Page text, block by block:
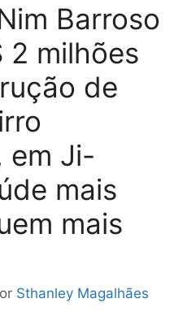
Barroso
2 milhões
de
em Ji-
mais
mais
Sthanley Magalhães